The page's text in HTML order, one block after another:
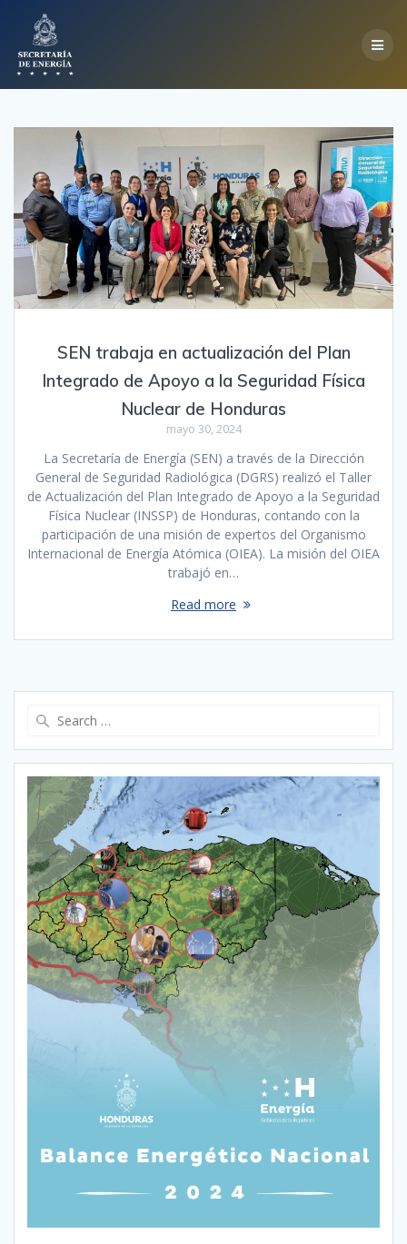
SEN trabaja en actualización del Plan
Integrado de Apoyo a la Seguridad Física
Nuclear de Honduras
mayo 30, 2024
La Secretaría de Energía (SEN) a través de la Dirección
General de Seguridad Radiológica (DGRS) realizó el Taller
de Actualización del Plan Integrado de Apoyo a la Seguridad
Física Nuclear (INSSP) de Honduras, contando con la
participación de una misión de expertos del Organismo
Internacional de Energía Atómica (OIEA). La misión del OIEA
trabajó en…
Read more